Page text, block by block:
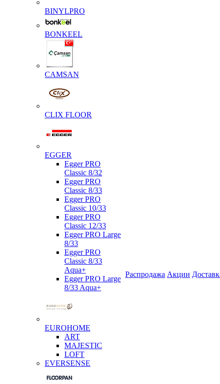
BINYLPRO
BONKEEL
CAMSAN
CLIX FLOOR
EGGER
Egger PRO
Classic 8/32
Egger PRO
Classic 8/33
Egger PRO
Classic 10/33
Egger PRO
Classic 12/33
Egger PRO Large
8/33
Egger PRO
Classic 8/33
Aqua+
Egger PRO Large
8/33 Aqua+
EUROHOME
ART
MAJESTIC
LOFT
EVERSENSE
Распродажа Акции